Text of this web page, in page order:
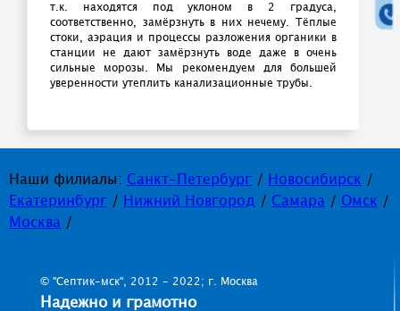
т.к. находятся под уклоном в 2 градуса,
соответственно, замёрзнуть в них нечему. Тёплые
стоки, аэрация и процессы разложения органики в
станции не дают замёрзнуть воде даже в очень
сильные морозы. Мы рекомендуем для большей
уверенности утеплить канализационные трубы.
Наши филиалы: Санкт-Петербург / Новосибирск /
Екатеринбург / Нижний Новгород / Самара / Омск /
Москва /
© "Септик-мск", 2012 - 2022; г. Москва
Надежно и грамотно